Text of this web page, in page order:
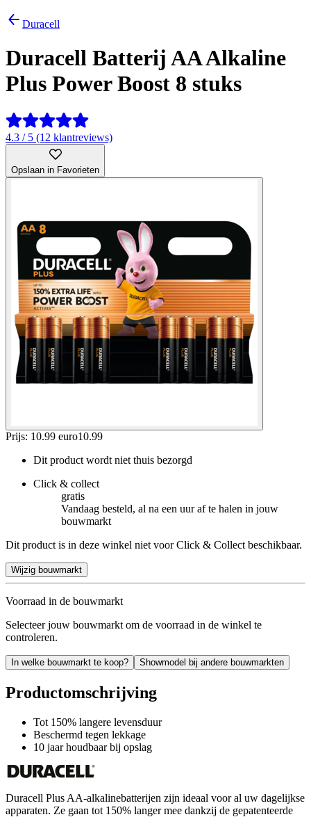
Duracell
Duracell Batterij AA Alkaline
Plus Power Boost 8 stuks
4.3 / 5 (12 klantreviews)
Opslaan in Favorieten
Prijs: 10.99 euro10.99
Dit product wordt niet thuis bezorgd
Click & collect
gratis
Vandaag besteld, al na een uur af te halen in jouw
bouwmarkt
Dit product is in deze winkel niet voor Click & Collect beschikbaar.
Wijzig bouwmarkt
Voorraad in de bouwmarkt
Selecteer jouw bouwmarkt om de voorraad in de winkel te
controleren.
In welke bouwmarkt te koop? Showmodel bij andere bouwmarkten
Productomschrijving
Tot 150% langere levensduur
Beschermd tegen lekkage
10 jaar houdbaar bij opslag
Duracell Plus AA-alkalinebatterijen zijn ideaal voor al uw dagelijkse
apparaten. Ze gaan tot 150% langer mee dankzij de gepatenteerde